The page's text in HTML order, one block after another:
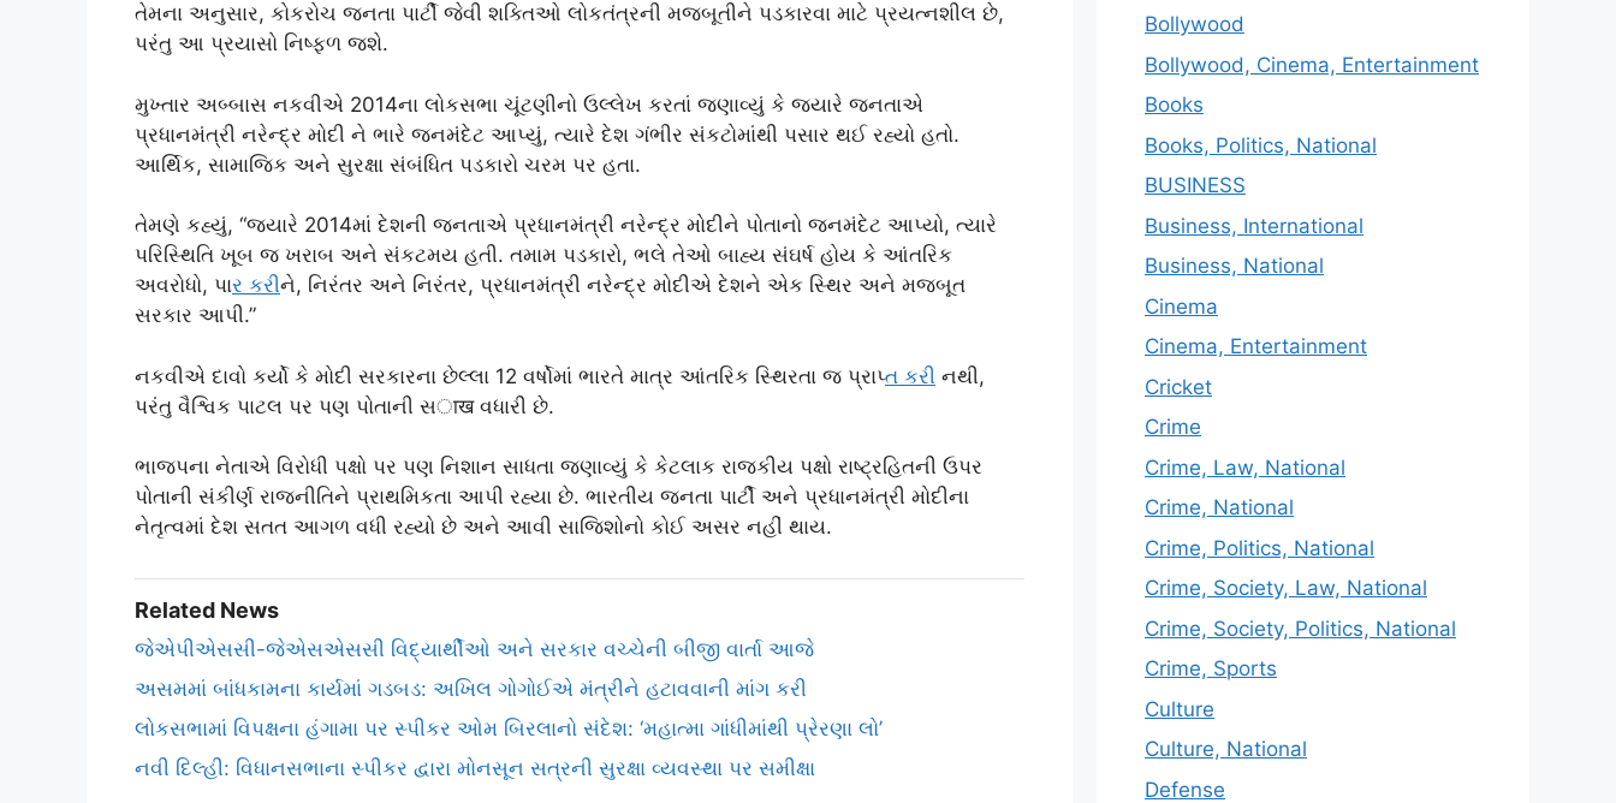
તેમના અનુસાર, કોકરોચ જનતા પાર્ટી જેવી શક્તિઓ લોકતંત્રની મજબૂતીને પડકારવા માટે પ્રયત્નશીલ છે,
પરંતુ આ પ્રયાસો નિષ્ફળ જશે.
મુખ્તાર અબ્બાસ નકવીએ 2014ના લોકસભા ચૂંટણીનો ઉલ્લેખ કરતાં જણાવ્યું કે જ્યારે જનતાએ
પ્રધાનમંત્રી નરેન્દ્ર મોદી ને ભારે જનમંદેટ આપ્યું, ત્યારે દેશ ગંભીર સંકટોમાંથી પસાર થઈ રહ્યો હતો.
આર્થિક, સામાજિક અને સુરક્ષા સંબંધિત પડકારો ચરમ પર હતા.
તેમણે કહ્યું, “જ્યારે 2014માં દેશની જનતાએ પ્રધાનમંત્રી નરેન્દ્ર મોદીને પોતાનો જનમંદેટ આપ્યો, ત્યારે
પરિસ્થિતિ ખૂબ જ ખરાબ અને સંકટમય હતી. તમામ પડકારો, ભલે તેઓ બાહ્ય સંઘર્ષ હોય કે આંતરિક
અવરોધો, પાર કરીને, નિરંતર અને નિરંતર, પ્રધાનમંત્રી નરેન્દ્ર મોદીએ દેશને એક સ્થિર અને મજબૂત
સરકાર આપી.”
નકવીએ દાવો કર્યો કે મોદી સરકારના છેલ્લા 12 વર્ષોમાં ભારતે માત્ર આંતરિક સ્થિરતા જ પ્રાપ્ત કર ી નથી,
પરંતુ વૈશ્વિક પાટલ પર પણ પોતાની સाख વધારી છે.
ભાજપના નેતાએ વિરોધી પક્ષો પર પણ નિશાન સાધતા જણાવ્યું કે કેટલાક રાજકીય પક્ષો રાષ્ટ્રહિતની ઉપર
પોતાની સંકીર્ણ રાજનીતિને પ્રાથમિકતા આપી રહ્યા છે. ભારતીય જનતા પાર્ટી અને પ્રધાનમંત્રી મોદીના
નેતૃત્વમાં દેશ સતત આગળ વધી રહ્યો છે અને આવી સાજિશોનો કોઈ અસર નહીં થાય.
Related News
જેએપીએસસી-જેએસએસસી વિદ્યાર્થીઓ અને સરકાર વચ્ચેની બીજી વાર્તા આજે
અસમમાં બાંધકામના કાર્યમાં ગડબડ: અખિલ ગોગોઈએ મંત્રીને હટાવવાની માંગ કરી
લોકસભામાં વિપક્ષના હંગામા પર સ્પીકર ઓમ બિરલાનો સંદેશ: ‘મહાત્મા ગાંધીમાંથી પ્રેરણા લો’
નવી દિલ્હી: વિધાનસભાના સ્પીકર દ્વારા મોનસૂન સત્રની સુરક્ષા વ્યવસ્થા પર સમીક્ષા
Bollywood
Bollywood, Cinema, Entertainment
Books
Books, Politics, National
BUSINESS
Business, International
Business, National
Cinema
Cinema, Entertainment
Cricket
Crime
Crime, Law, National
Crime, National
Crime, Politics, National
Crime, Society, Law, National
Crime, Society, Politics, National
Crime, Sports
Culture
Culture, National
Defense